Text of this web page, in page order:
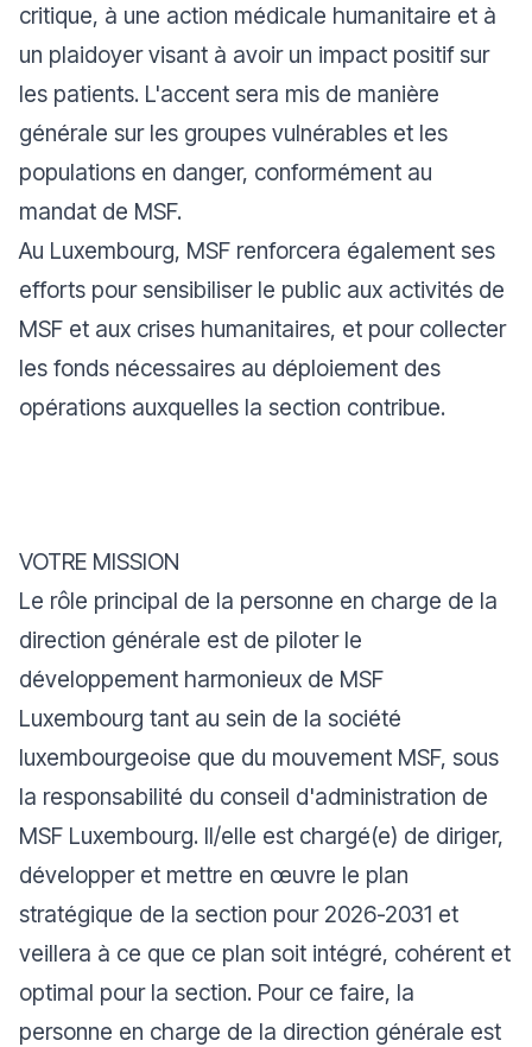
critique, à une action médicale humanitaire et à
un plaidoyer visant à avoir un impact positif sur
les patients. L'accent sera mis de manière
générale sur les groupes vulnérables et les
populations en danger, conformément au
mandat de MSF.
Au Luxembourg, MSF renforcera également ses
efforts pour sensibiliser le public aux activités de
MSF et aux crises humanitaires, et pour collecter
les fonds nécessaires au déploiement des
opérations auxquelles la section contribue.
VOTRE MISSION
Le rôle principal de la personne en charge de la
direction générale est de piloter le
développement harmonieux de MSF
Luxembourg tant au sein de la société
luxembourgeoise que du mouvement MSF, sous
la responsabilité du conseil d'administration de
MSF Luxembourg. Il/elle est chargé(e) de diriger,
développer et mettre en œuvre le plan
stratégique de la section pour 2026-2031 et
veillera à ce que ce plan soit intégré, cohérent et
optimal pour la section. Pour ce faire, la
personne en charge de la direction générale est